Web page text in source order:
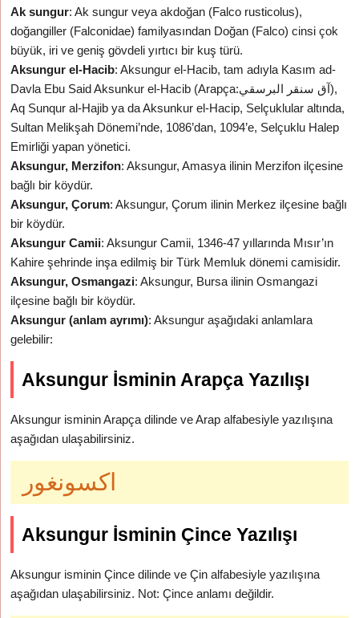
Ak sungur: Ak sungur veya akdoğan (Falco rusticolus),
doğangiller (Falconidae) familyasından Doğan (Falco) cinsi çok
büyük, iri ve geniş gövdeli yırtıcı bir kuş türü.
Aksungur el-Hacib: Aksungur el-Hacib, tam adıyla Kasım ad-
Davla Ebu Said Aksunkur el-Hacib (Arapça:آق سنقر البرسقي),
Aq Sunqur al-Hajib ya da Aksunkur el-Hacip, Selçuklular altında,
Sultan Melikşah Dönemi’nde, 1086’dan, 1094’e, Selçuklu Halep
Emirliği yapan yönetici.
Aksungur, Merzifon: Aksungur, Amasya ilinin Merzifon ilçesine
bağlı bir köydür.
Aksungur, Çorum: Aksungur, Çorum ilinin Merkez ilçesine bağlı
bir köydür.
Aksungur Camii: Aksungur Camii, 1346-47 yıllarında Mısır’ın
Kahire şehrinde inşa edilmiş bir Türk Memluk dönemi camisidir.
Aksungur, Osmangazi: Aksungur, Bursa ilinin Osmangazi
ilçesine bağlı bir köydür.
Aksungur (anlam ayrımı): Aksungur aşağıdaki anlamlara
gelebilir:
Aksungur İsminin Arapça Yazılışı
Aksungur isminin Arapça dilinde ve Arap alfabesiyle yazılışına
aşağıdan ulaşabilirsiniz.
اكسونغور
Aksungur İsminin Çince Yazılışı
Aksungur isminin Çince dilinde ve Çin alfabesiyle yazılışına
aşağıdan ulaşabilirsiniz. Not: Çince anlamı değildir.